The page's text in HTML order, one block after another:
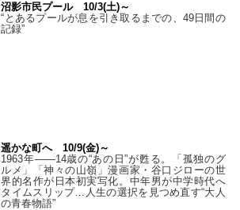
沼影市民プール 10/3(土)～
“とあるプールが息を引き取るまでの、49日間の
記録”
遥かな町へ 10/9(金)～
1963年――14歳の“あの日”が甦る。「孤独のグ
ルメ」「神々の山嶺」漫画家・谷口ジローの世
界的名作が日本初実写化。中年男が中学時代へ
タイムスリップ…人生の選択を見つめ直す“大人
の青春物語”